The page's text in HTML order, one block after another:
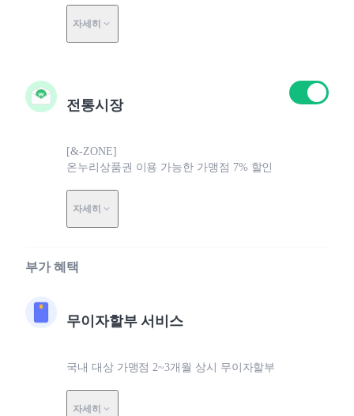
자세히
전통시장
[&-ZONE]
온누리상품권 이용 가능한 가맹점 7% 할인
자세히
부가 혜택
무이자할부 서비스
국내 대상 가맹점 2~3개월 상시 무이자할부
자세히